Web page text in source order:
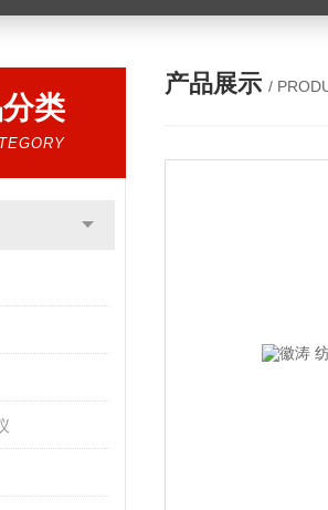
类
产品展示 /